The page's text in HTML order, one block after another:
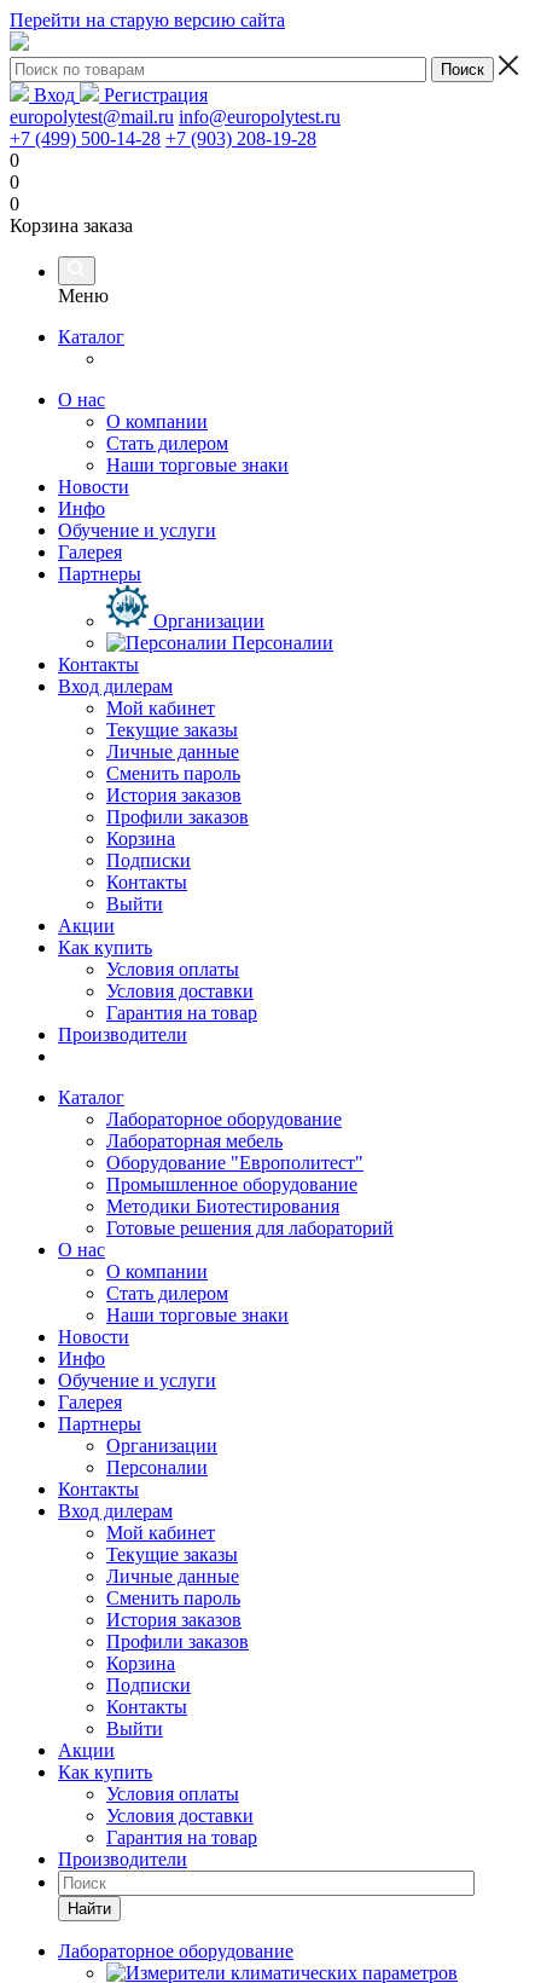
Перейти на старую версию сайта
Вход
Регистрация
europolytest@mail.ru info@europolytest.ru
+7 (499) 500-14-28 +7 (903) 208-19-28
0
0
0
Корзина заказа
Меню
Каталог
О нас
О компании
Стать дилером
Наши торговые знаки
Новости
Инфо
Обучение и услуги
Галерея
Партнеры
Организации
Персоналии
Контакты
Вход дилерам
Мой кабинет
Текущие заказы
Личные данные
Сменить пароль
История заказов
Профили заказов
Корзина
Подписки
Контакты
Выйти
Акции
Как купить
Условия оплаты
Условия доставки
Гарантия на товар
Производители
Каталог
Лабораторное оборудование
Лабораторная мебель
Оборудование "Европолитест"
Промышленное оборудование
Методики Биотестирования
Готовые решения для лабораторий
О нас
О компании
Стать дилером
Наши торговые знаки
Новости
Инфо
Обучение и услуги
Галерея
Партнеры
Организации
Персоналии
Контакты
Вход дилерам
Мой кабинет
Текущие заказы
Личные данные
Сменить пароль
История заказов
Профили заказов
Корзина
Подписки
Контакты
Выйти
Акции
Как купить
Условия оплаты
Условия доставки
Гарантия на товар
Производители
Найти
Лабораторное оборудование